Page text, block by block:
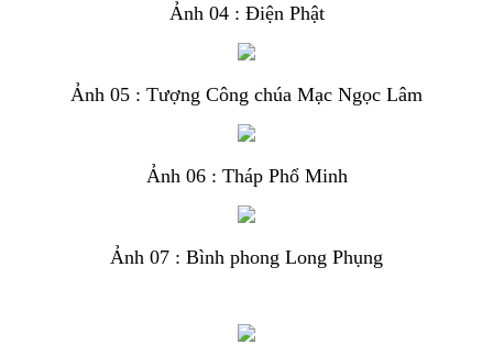
Ảnh 04 : Điện Phật
Ảnh 05 : Tượng Công chúa Mạc Ngọc Lâm
Ảnh 06 : Tháp Phổ Minh
Ảnh 07 : Bình phong Long Phụng